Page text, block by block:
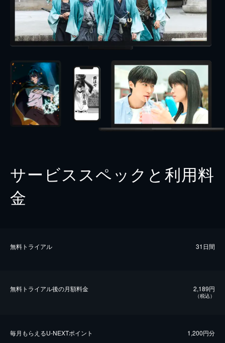
サービススペックと利用料
金
無料トライアル 31日間
無料トライアル後の⽉額料金 2,189円
（税込）
毎⽉もらえるU-NEXTポイント 1,200円分